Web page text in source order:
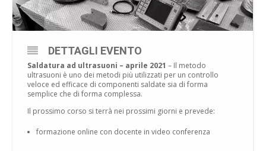
DETTAGLI EVENTO
Saldatura ad ultrasuoni – aprile 2021 – Il metodo
ultrasuoni è uno dei metodi più utilizzati per un controllo
veloce ed efficace di componenti saldate sia di forma
semplice che di forma complessa.
Il prossimo corso si terrà nei prossimi giorni e prevede:
formazione online con docente in video conferenza